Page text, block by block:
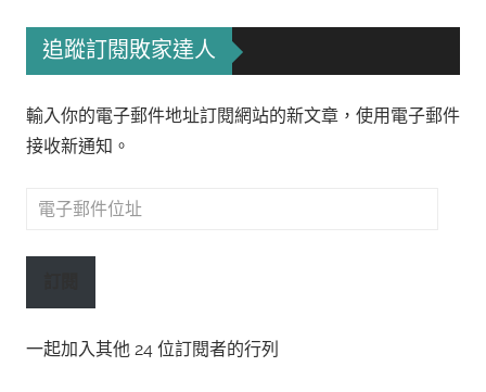
追蹤訂閱敗家達人
輸入你的電子郵件地址訂閱網站的新文章，使用電子郵件
接收新通知。
電
郵
址
一起加入其他 24 位訂閱者的行列